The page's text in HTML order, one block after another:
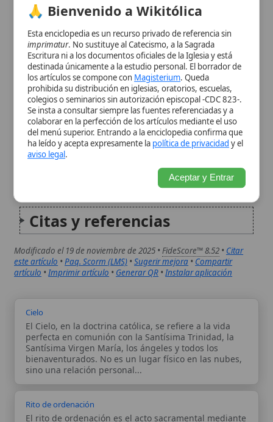
Controversias y cismas
derivados
Legado en la doctrina
católica
Citas y referencias
Modificado el 19 de noviembre de 2025 •FideScore™ 8.52•Citar
este artículo•Paq. Scorm (LMS)
Cielo
perfecta en comunión con la Santísima Trinidad, la
Santísima Virgen María, los ángeles y todos los
sino una relación personal...
obispos, presbíteros o diáconos en la Iglesia Católica.
Este rito confiere un don del Espíritu Santo que
permite el ejercicio...
Autor: Comité editorial
editorial de Wikitólica. Las afirmaciones
del artículo están basadas y contrastadas
colegios o seminarios sin autorización episcopal -CDC 823-.
Se insta a consultar siempre las fuentes referenciadas y a
del menú superior. Entrando a la enciclopedia confirma que
ha leído y acepta expresamente lapolítica de privacidady el
aviso legal
Aceptar y Entrar